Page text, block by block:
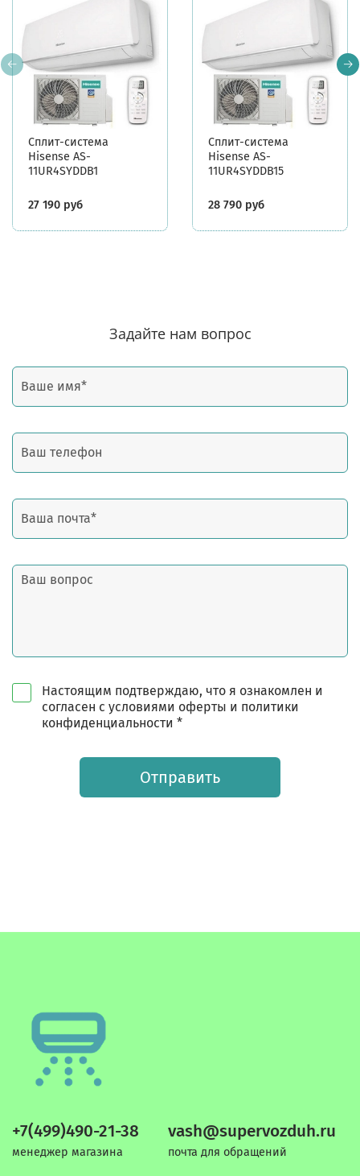
Сплит-система
Hisense AS-
11UR4SYDDB1
27 190 руб
Сплит-система
Hisense AS-
11UR4SYDDB15
28 790 руб
Задайте нам вопрос
Настоящим подтверждаю, что я ознакомлен и
согласен с условиями оферты и политики
конфиденциальности *
Отправить
+7(499)490-21-38
менеджер магазина
vash@supervozduh.ru
почта для обращений